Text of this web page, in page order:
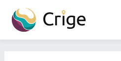
contenu